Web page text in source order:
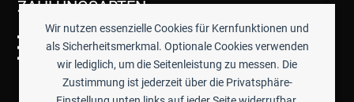
Wir nutzen essenzielle Cookies für Kernfunktionen und
als Sicherheitsmerkmal. Optionale Cookies verwenden
wir lediglich, um die Seitenleistung zu messen. Die
Zustimmung ist jederzeit über die Privatsphäre-
ZAHLUNGSARTEN